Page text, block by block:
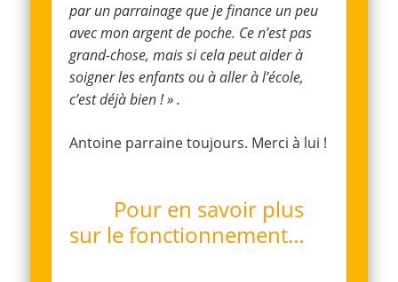
par un parrainage que je finance un peu
avec mon argent de poche. Ce n’est pas
grand-chose, mais si cela peut aider à
soigner les enfants ou à aller à l’école,
c’est déjà bien ! » .
Antoine parraine toujours. Merci à lui !
Pour en savoir plus
sur le fonctionnement…